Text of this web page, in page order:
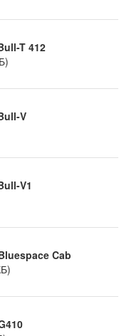
T 412
V
V1
Cab